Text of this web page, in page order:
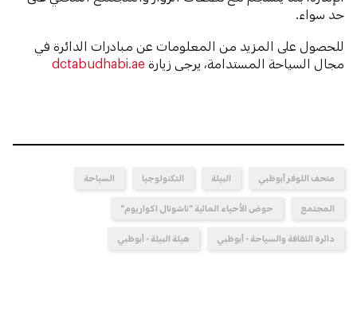
حد سواء.
للحصول على المزيد من المعلومات عن مبادرات الدائرة في
مجال السياحة المستدامة، يرجى زيارةdctabudhabi.ae
متحف اللوفر أبوظبي البيئة التكنولوجيا السياحة
المجتمع حوض الأحياء المائية "ناشونال اكواريوم"
دائرة الثقافة والسياحة - أبوظبي هيئة البيئة - أبوظبي